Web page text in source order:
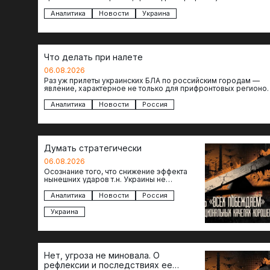
Аналитика Новости Украина
Что делать при налете
06.08.2026
Раз уж прилеты украинских БЛА по российским городам —
явление, характерное не только для прифронтовых
Аналитика Новости Россия
Думать стратегически
06.08.2026
Осознание того, что снижение эффекта
нынешних ударов т.н. Украины не
— повод задаться вопросом: что делать…
Аналитика Новости
Россия
Украина
Нет, угроза не миновала. О
рефлексии и последствиях ее